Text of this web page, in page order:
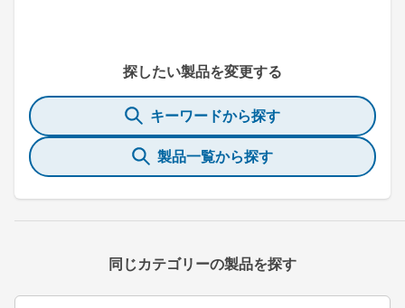
探したい製品を変更する
キーワードから探す
製品一覧から探す
同じカテゴリーの製品を探す